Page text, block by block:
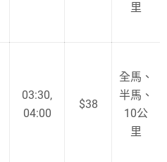
里
03:30,
04:00
$38
全馬、
半馬、
10公
里